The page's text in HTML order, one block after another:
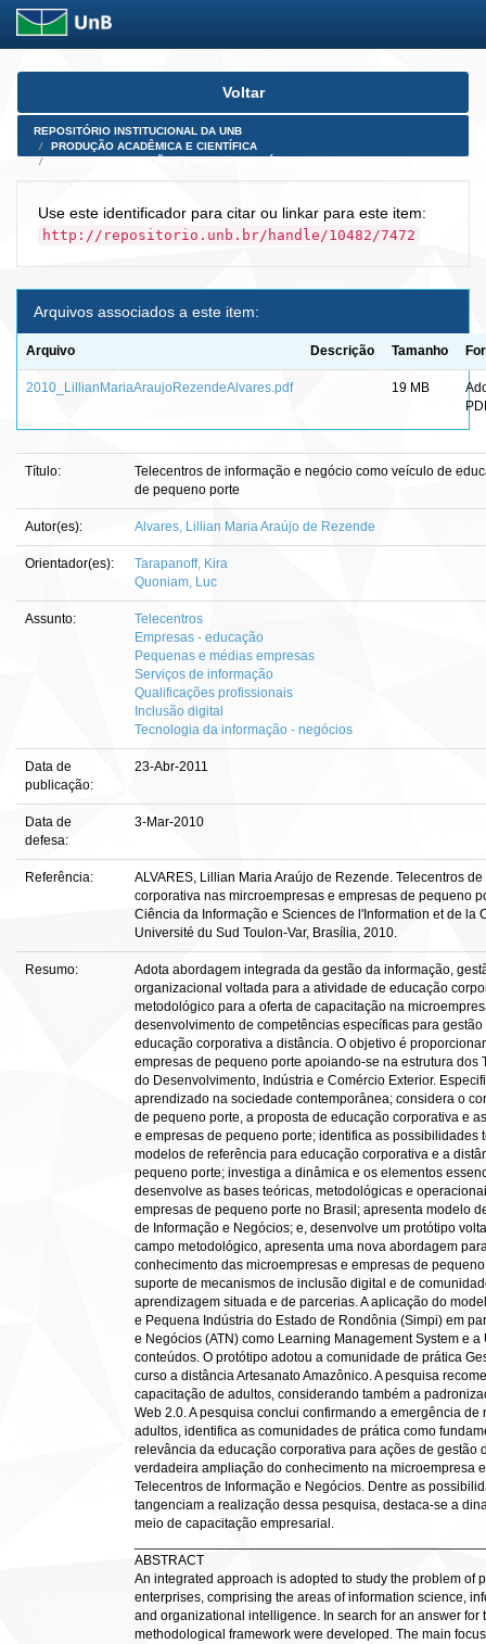
Skip
Voltar
REPOSITÓRIO INSTITUCIONAL DA UNB
PRODUÇÃO ACADÊMICA E CIENTÍFICA
Use este identificador para citar ou linkar para este item:
http://repositorio.unb.br/handle/10482/7472
Arquivos associados a este item:
Arquivo Descrição Tamanho
2010_LillianMariaAraujoRezendeAlvares.pdf 19 MB
Título:
Telecentros de informação e negócio como veículo de
de pequeno porte
Autor(es): Alvares, Lillian Maria Araújo de Rezende
Orientador(es):
Tarapanoff, Kira
Quoniam, Luc
Assunto:
Telecentros
Empresas - educação
Pequenas e médias empresas
Serviços de informação
Qualificações profissionais
Inclusão digital
Tecnologia da informação - negócios
Data de
publicação:
23-Abr-2011
Data de
defesa:
3-Mar-2010
Referência:
ALVARES, Lillian Maria Araújo de Rezende. Telecentros
corporativa nas mircroempresas e empresas de pequeno
Ciência da Informação e Sciences de l'Information et de
Université du Sud Toulon‐Var, Brasília, 2010.
Resumo:
Adota abordagem integrada da gestão da informação,
organizacional voltada para a atividade de educação
metodológico para a oferta de capacitação na
desenvolvimento de competências específicas para
educação corporativa a distância. O objetivo é
empresas de pequeno porte apoiando-se na estrutura
do Desenvolvimento, Indústria e Comércio Exterior.
aprendizado na sociedade contemporânea; considera o
de pequeno porte, a proposta de educação corporativa e
e empresas de pequeno porte; identifica as
modelos de referência para educação corporativa e a
pequeno porte; investiga a dinâmica e os elementos
desenvolve as bases teóricas, metodológicas e
empresas de pequeno porte no Brasil; apresenta modelo
de Informação e Negócios; e, desenvolve um protótipo
campo metodológico, apresenta uma nova abordagem
conhecimento das microempresas e empresas de
suporte de mecanismos de inclusão digital e de
aprendizagem situada e de parcerias. A aplicação do
e Pequena Indústria do Estado de Rondônia (Simpi) em
e Negócios (ATN) como Learning Management System e
conteúdos. O protótipo adotou a comunidade de prática
curso a distância Artesanato Amazônico. A pesquisa
capacitação de adultos, considerando também a
Web 2.0. A pesquisa conclui confirmando a emergência
adultos, identifica as comunidades de prática como
relevância da educação corporativa para ações de gestão
verdadeira ampliação do conhecimento na microempresa
Telecentros de Informação e Negócios. Dentre as
tangenciam a realização dessa pesquisa, destaca-se a
meio de capacitação empresarial.
ABSTRACT
An integrated approach is adopted to study the problem of
enterprises, comprising the areas of information science,
and organizational intelligence. In search for an answer
methodological framework were developed. The main